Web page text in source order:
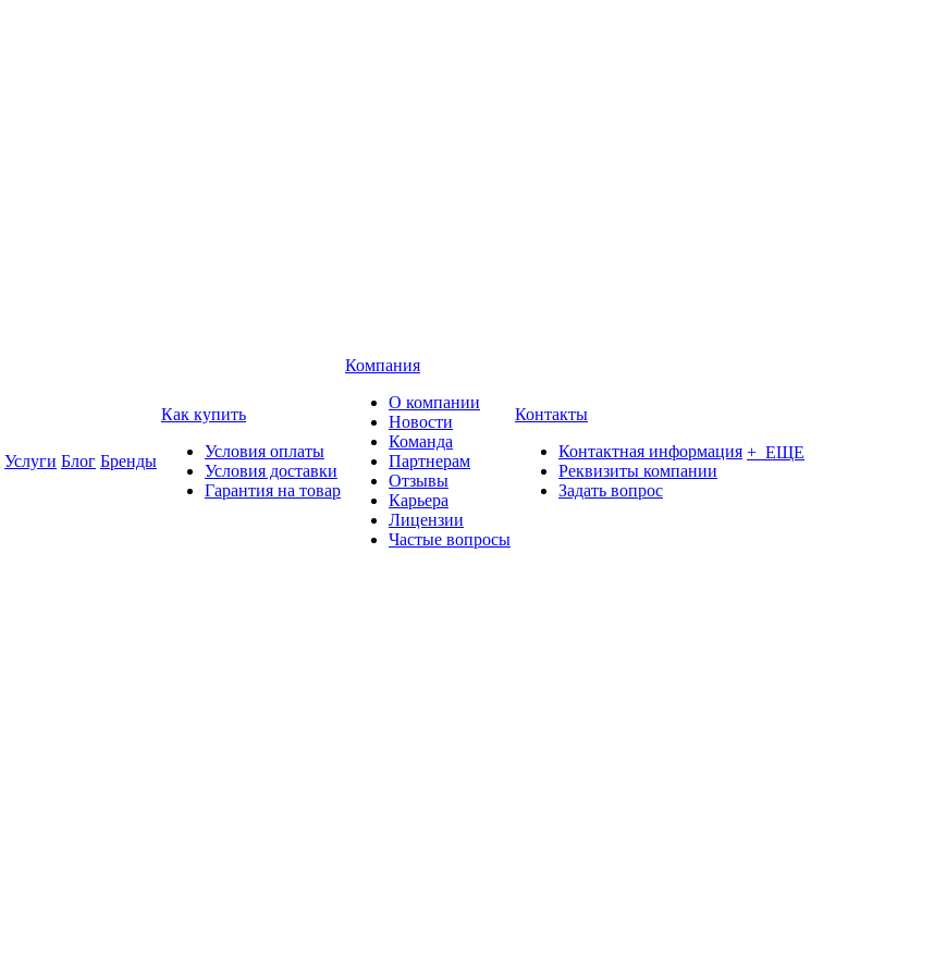
Услуги Блог Бренды
Как купить
Условия оплаты
Условия доставки
Гарантия на товар
Компания
О компании
Новости
Команда
Партнерам
Отзывы
Карьера
Лицензии
Частые вопросы
Контакты
Контактная информация
Реквизиты компании
Задать вопрос
+ ЕЩЕ